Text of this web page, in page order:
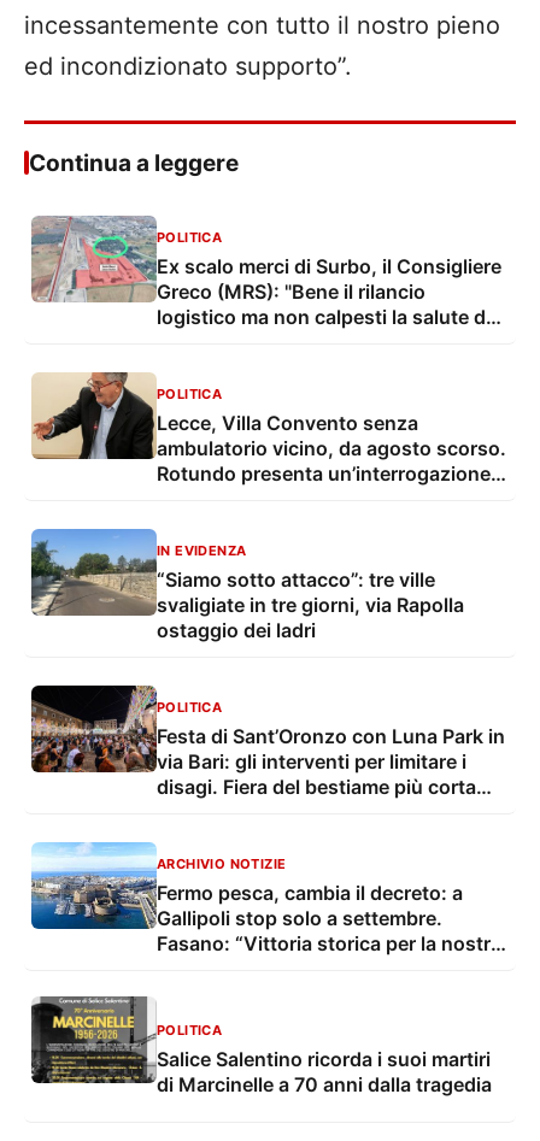
incessantemente con tutto il nostro pieno
ed incondizionato supporto”.
Continua a leggere
POLITICA
Ex scalo merci di Surbo, il Consigliere
Greco (MRS): "Bene il rilancio
logistico ma non calpesti la salute dei
POLITICA
Lecce, Villa Convento senza
ambulatorio vicino, da agosto scorso.
Rotundo presenta un’interrogazione e
IN EVIDENZA
“Siamo sotto attacco”: tre ville
svaligiate in tre giorni, via Rapolla
ostaggio dei ladri
POLITICA
Festa di Sant’Oronzo con Luna Park in
via Bari: gli interventi per limitare i
disagi. Fiera del bestiame più corta
ARCHIVIO NOTIZIE
Fermo pesca, cambia il decreto: a
Gallipoli stop solo a settembre.
Fasano: “Vittoria storica per la nostra
POLITICA
Salice Salentino ricorda i suoi martiri
di Marcinelle a 70 anni dalla tragedia